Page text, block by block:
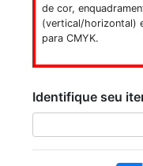
de cor,
(vertical/horizontal)
para CMYK.
Identifique seu